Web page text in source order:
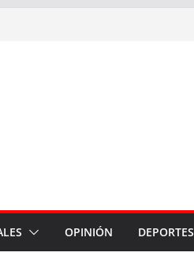
OPINIÓN DEPORTES